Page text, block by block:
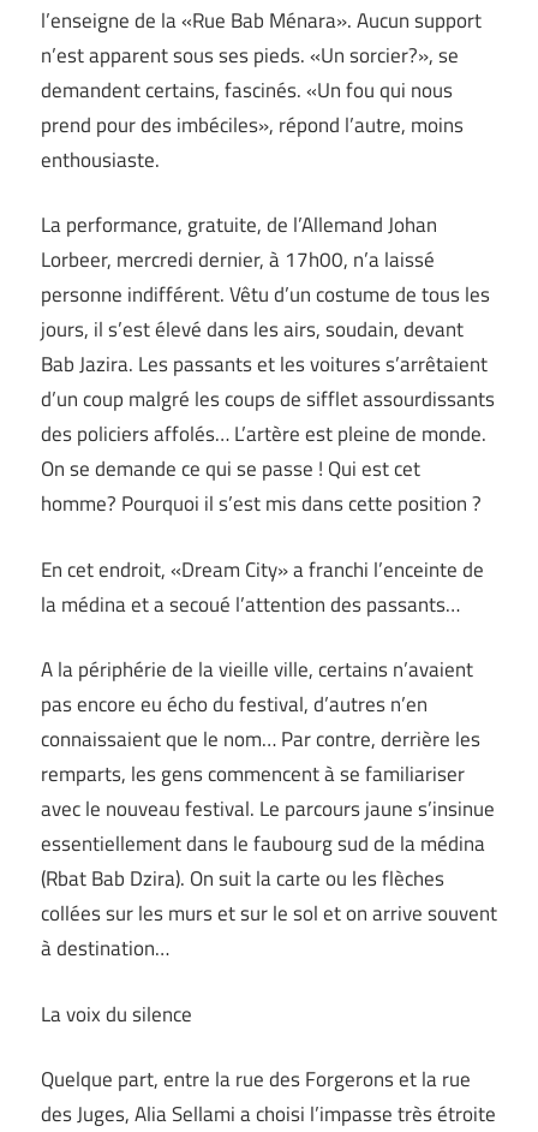
l’enseigne de la «Rue Bab Ménara». Aucun support
n’est apparent sous ses pieds. «Un sorcier?», se
demandent certains, fascinés. «Un fou qui nous
prend pour des imbéciles», répond l’autre, moins
enthousiaste.
La performance, gratuite, de l’Allemand Johan
Lorbeer, mercredi dernier, à 17h00, n’a laissé
personne indifférent. Vêtu d’un costume de tous les
jours, il s’est élevé dans les airs, soudain, devant
Bab Jazira. Les passants et les voitures s’arrêtaient
d’un coup malgré les coups de sifflet assourdissants
des policiers affolés… L’artère est pleine de monde.
On se demande ce qui se passe ! Qui est cet
homme? Pourquoi il s’est mis dans cette position ?
En cet endroit, «Dream City» a franchi l’enceinte de
la médina et a secoué l’attention des passants…
A la périphérie de la vieille ville, certains n’avaient
pas encore eu écho du festival, d’autres n’en
connaissaient que le nom… Par contre, derrière les
remparts, les gens commencent à se familiariser
avec le nouveau festival. Le parcours jaune s’insinue
essentiellement dans le faubourg sud de la médina
(Rbat Bab Dzira). On suit la carte ou les flèches
collées sur les murs et sur le sol et on arrive souvent
à destination…
La voix du silence
Quelque part, entre la rue des Forgerons et la rue
des Juges, Alia Sellami a choisi l’impasse très étroite